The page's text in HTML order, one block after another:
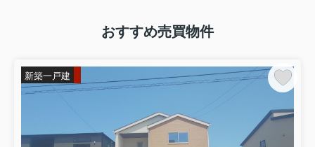
おすすめ売買物件
新築一戸建